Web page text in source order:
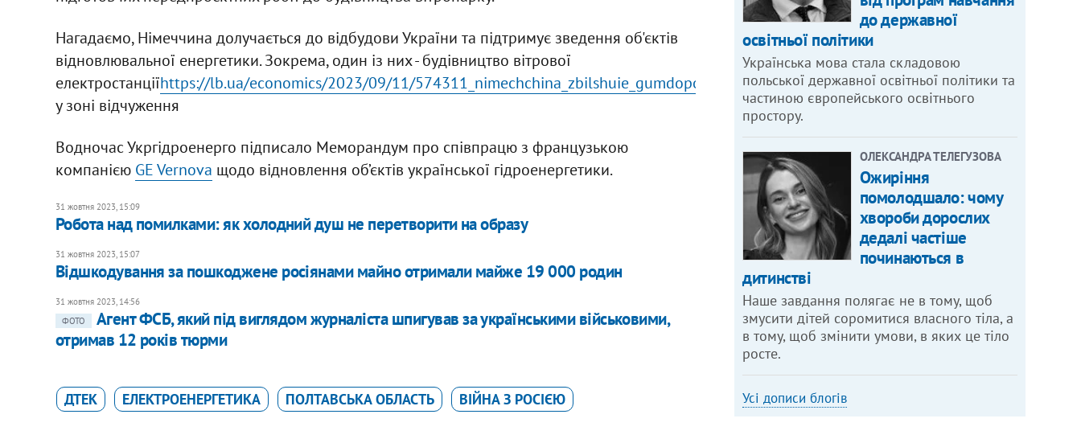
Нагадаємо, Німеччина долучається до відбудови України та підтримує зведення об'єктів
відновлювальної енергетики. Зокрема, один із них - будівництво вітрової
електростанціїhttps://lb.ua/economics/2023/09/11/574311_nimechchina_zbilshuie_gumdopomogu.html
у зоні відчуження
Водночас Укргідроенерго підписало Меморандум про співпрацю з французькою
компанією GE Vernova щодо відновлення об’єктів української гідроенергетики.
31 жовтня 2023, 15:09
Робота над помилками: як холодний душ не перетворити на образу
31 жовтня 2023, 15:07
Відшкодування за пошкоджене росіянами майно отримали майже 19 000 родин
31 жовтня 2023, 14:56
ФОТО
Агент ФСБ, який під виглядом журналіста шпигував за українськими військовими,
отримав 12 років тюрми
ДТЕК ЕЛЕКТРОЕНЕРГЕТИКА ПОЛТАВСЬКА ОБЛАСТЬ ВІЙНА З РОСІЄЮ
до державної
освітньої політики
Українська мова стала складовою
польської державної освітньої політики та
частиною європейського освітнього
простору.
ОЛЕКСАНДРА ТЕЛЕГУЗОВА
Ожиріння
помолодшало: чому
хвороби дорослих
дедалі частіше
починаються в
дитинстві
Наше завдання полягає не в тому, щоб
змусити дітей соромитися власного тіла, а
в тому, щоб змінити умови, в яких це тіло
росте.
Усі дописи блогів